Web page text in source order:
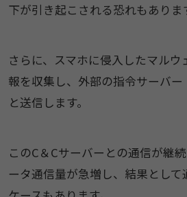
下が引き起こされる恐れもありま
さらに、スマホに侵入したマル
報を収集し、外部の指令サーバー
と送信します。
このC＆Cサーバーとの通信が継
ータ通信量が急増し、結果として